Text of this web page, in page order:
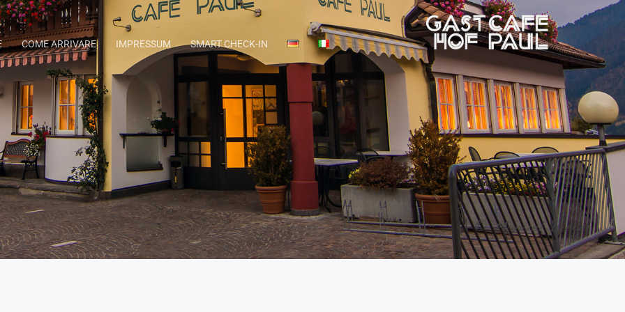
COME ARRIVARE IMPRESSUM SMART CHECK-IN
Gasthof Paul